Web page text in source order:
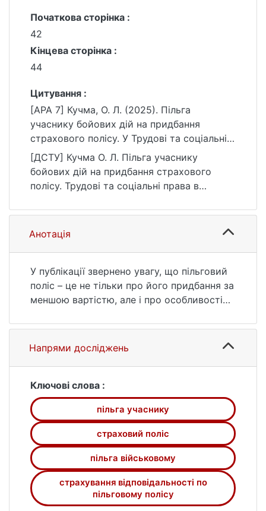
Початкова сторінка :
42
Кінцева сторінка :
44
Цитування :
[APA 7] Кучма, О. Л. (2025). Пільга
учаснику бойових дій на придбання
страхового полісу. У Трудові та соціальні
права в Україні: європейська інтеграція,
воєнний стан, повоєнне відновлення (с.
42–44).
https://ir.library.knu.ua/handle/15071834/887
5
[ДСТУ] Кучма О. Л. Пільга учаснику
бойових дій на придбання страхового
полісу. Трудові та соціальні права в
стан, повоєнне відновлення : матеріали
конф. Київ : Видавництво Людмила, 2025.
С. 42—44. URL:
5 (дата звернення: 25.07.2026).
Анотація
У публікації звернено увагу, що пільговий
поліс – це не тільки про його придбання за
меншою вартістю, але і про особливості
транспортного засобу у періоді
забезпечення його пільговим полісом.
Тому варто при укладенні полісу зважати
забезпеченого транспортного засобу.
Наголошено, що для підвищення
соціального захисту учасників бойових
дій необхідно передбачити у Законі
додаткову підставу дострокового
припинення полісу, з врахуванням того, що
якщо змінюється власник забезпеченого
пільговим полісом транспортного засобу,
то пільговий поліс повинен припинити
Напрями досліджень
Ключові слова :
пільга учаснику
страховий поліс
пільга військовому
страхування відповідальності по
пільговому полісу